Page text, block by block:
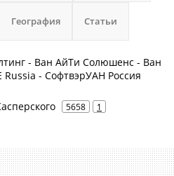
География Статьи
- Ван АйТи Солюшенс - Ван
- СофтвэрУАН Россия
5658 1